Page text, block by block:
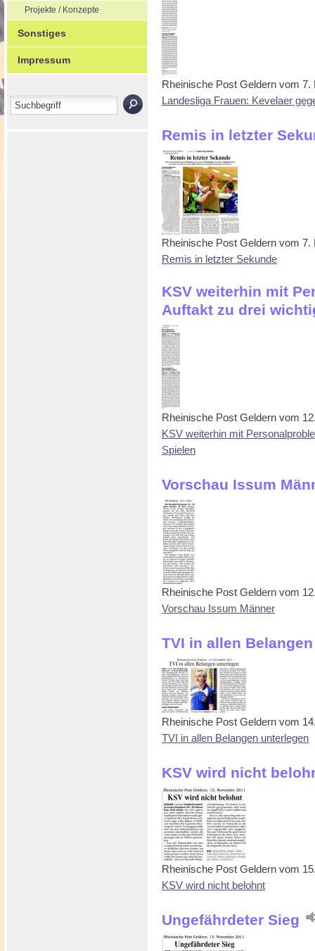
Projekte / Konzepte
Sonstiges
Impressum
Rheinische Post Geldern vom 7.
Landesliga Frauen: Kevelaer
Remis in letzter
Rheinische Post Geldern vom 7.
Remis in letzter Sekunde
KSV weiterhin mit
Auftakt zu drei
Rheinische Post Geldern vom
KSV weiterhin mit
Spielen
Vorschau Issum
Rheinische Post Geldern vom
Vorschau Issum Männer
TVI in allen
Rheinische Post Geldern vom
TVI in allen Belangen unterlegen
KSV wird nicht
Rheinische Post Geldern vom
KSV wird nicht belohnt
Ungefährdeter Sieg